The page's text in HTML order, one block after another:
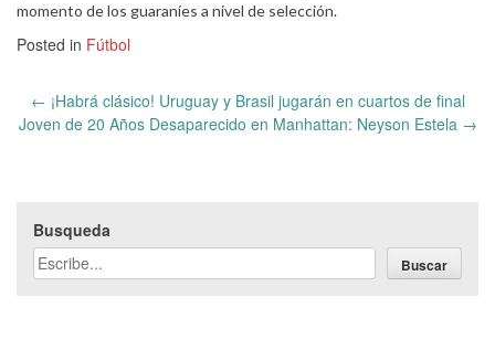
momento de los guaraníes a nivel de selección.
Posted in Fútbol
Post
navigation
← ¡Habrá clásico! Uruguay y Brasil jugarán en cuartos de final
Joven de 20 Años Desaparecido en Manhattan: Neyson Estela →
Busqueda
Buscar